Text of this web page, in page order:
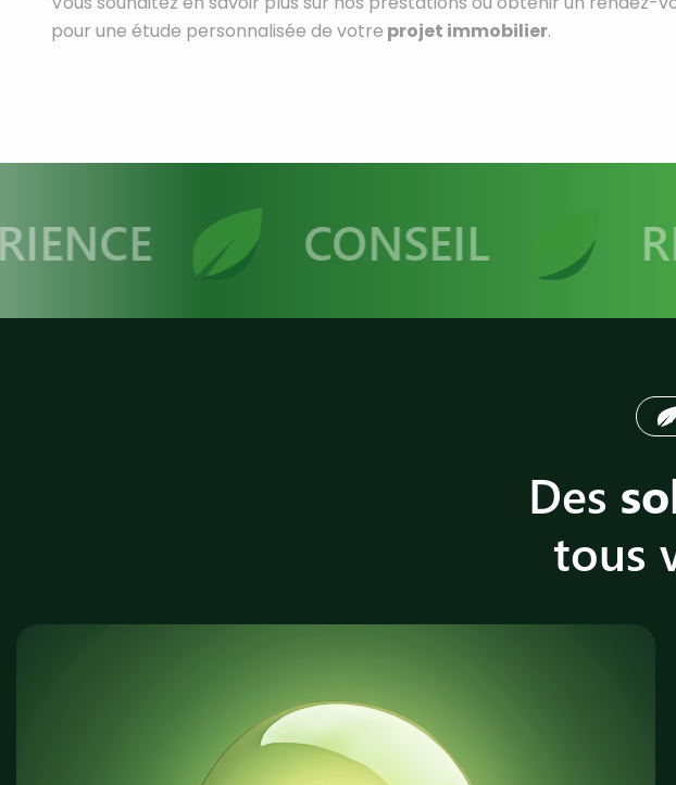
pour une étude personnalisée de votre projet immobilier.
CONSEIL
Des
tous